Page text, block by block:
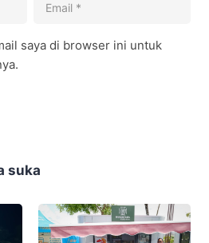
saya di browser ini untuk
suka